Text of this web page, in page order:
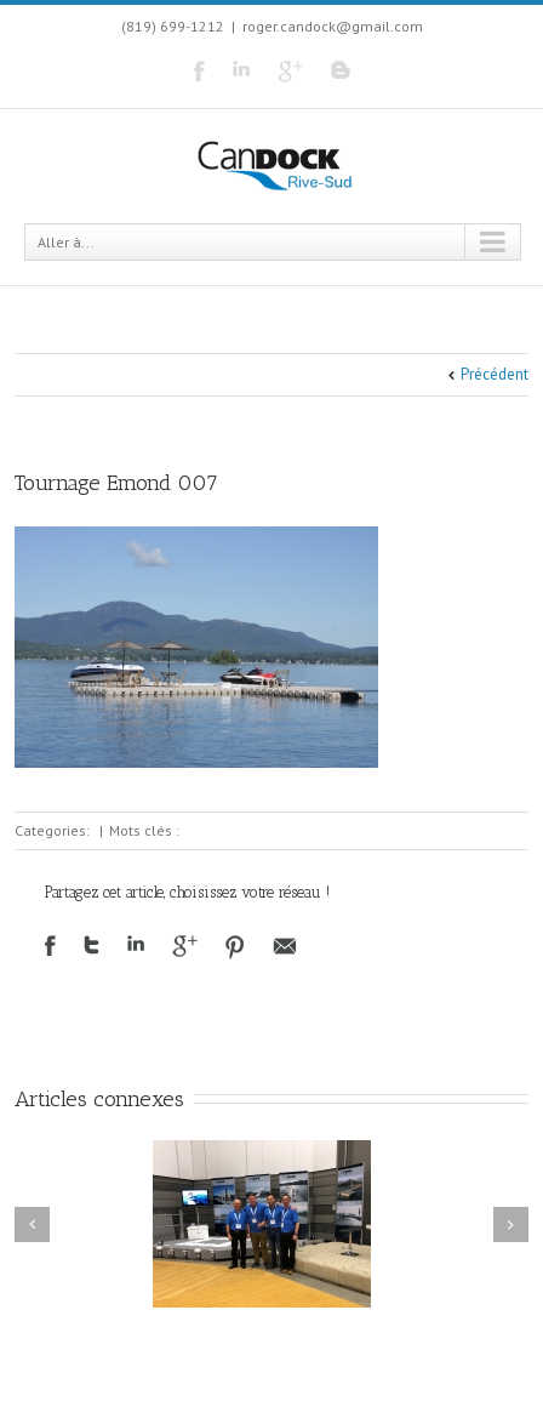
(819) 699-1212 | roger.candock@gmail.com
Aller à...
Précédent
Tournage Emond 007
Categories: | Mots clés :
Partagez cet article, choisissez votre réseau !
Articles connexes
Vague de popularité pour le
Next